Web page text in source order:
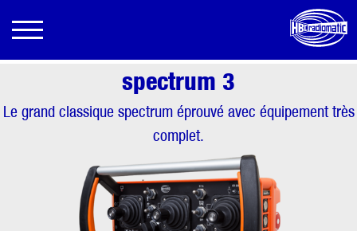
spectrum 3
Le grand classique spectrum éprouvé avec équipement très
complet.